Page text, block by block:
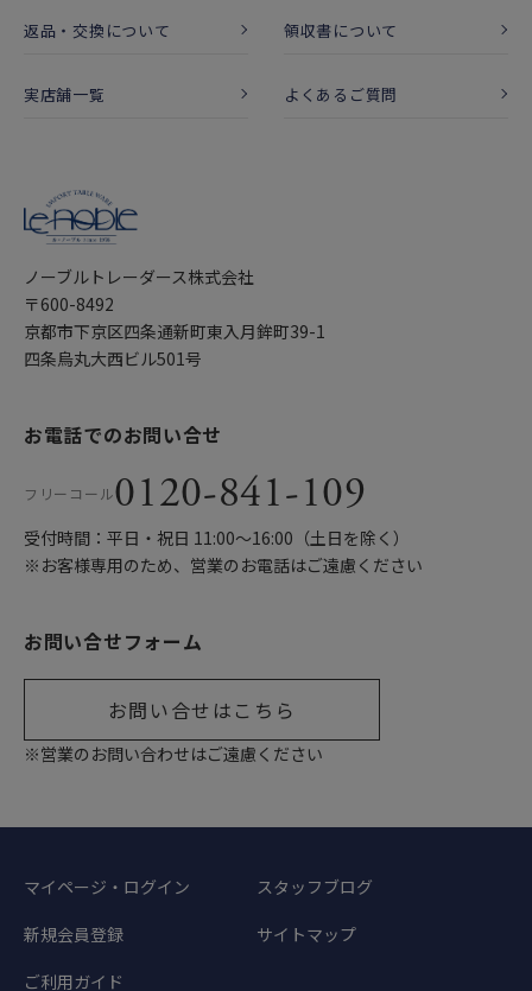
返品・交換について 領収書について
実店舗一覧 よくあるご質問
ノーブルトレーダース株式会社
〒600-8492
京都市下京区四条通新町東入月鉾町39-1
四条烏丸大西ビル501号
お電話でのお問い合せ
フリーコール0120-841-109
受付時間：平日・祝日 11:00〜16:00（土日を除く）
※お客様専用のため、営業のお電話はご遠慮ください
お問い合せフォーム
お問い合せはこちら
※営業のお問い合わせはご遠慮ください
マイページ・ログイン
新規会員登録
ご利用ガイド
スタッフブログ
サイトマップ